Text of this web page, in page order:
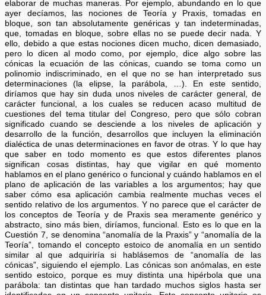
elaborar de muchas maneras. Por ejemplo, abundando en lo que
ayer decíamos, las nociones de Teoría y Praxis, tomadas en
bloque, son tan absolutamente genéricas y tan indeterminadas,
que, tomadas en bloque, sobre ellas no se puede decir nada. Y
ello, debido a que estas nociones dicen mucho, dicen demasiado,
pero lo dicen al modo como, por ejemplo, dice algo sobre las
cónicas la ecuación de las cónicas, cuando se toma como un
polinomio indiscriminado, en el que no se han interpretado sus
determinaciones (la elipse, la parábola, …). En este sentido,
diríamos que hay sin duda unos niveles de carácter general, de
carácter funcional, a los cuales se reducen acaso multitud de
cuestiones del tema titular del Congreso, pero que sólo cobran
significado cuando se desciende a los niveles de aplicación y
desarrollo de la función, desarrollos que incluyen la eliminación
dialéctica de unas determinaciones en favor de otras. Y lo que hay
que saber en todo momento es que estos diferentes planos
significan cosas distintas, hay que vigilar en qué momento
hablamos en el plano genérico o funcional y cuándo hablamos en el
plano de aplicación de las variables a los argumentos; hay que
saber cómo esa aplicación cambia realmente muchas veces el
sentido relativo de los argumentos. Y no parece que el carácter de
los conceptos de Teoría y de Praxis sea meramente genérico y
abstracto, sino más bien, diríamos, funcional. Esto es lo que en la
Cuestión 7, se denomina “anomalía de la Praxis” y “anomalía de la
Teoría”, tomando el concepto estoico de anomalía en un sentido
similar al que adquiriría si hablásemos de “anomalía de las
cónicas”, siguiendo el ejemplo. Las cónicas son anómalas, en este
sentido estoico, porque es muy distinta una hipérbola que una
parábola: tan distintas que han tardado muchos siglos hasta ser